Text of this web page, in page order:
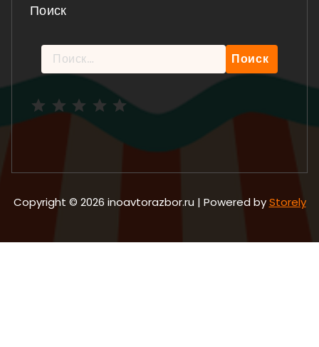
Поиск
Найти:
Copyright © 2026 inoavtorazbor.ru | Powered byStorely